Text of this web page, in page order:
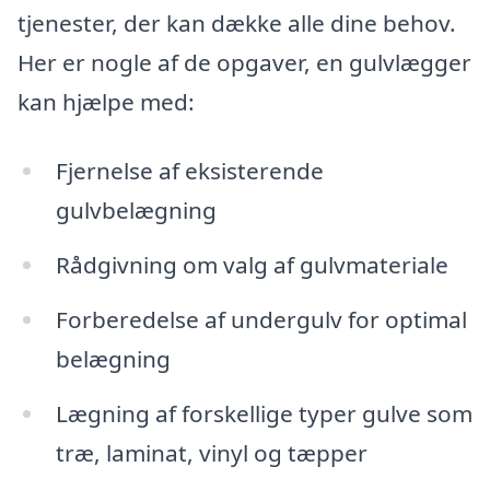
tjenester, der kan dække alle dine behov.
Her er nogle af de opgaver, en gulvlægger
kan hjælpe med:
Fjernelse af eksisterende
gulvbelægning
Rådgivning om valg af gulvmateriale
Forberedelse af undergulv for optimal
belægning
Lægning af forskellige typer gulve som
træ, laminat, vinyl og tæpper